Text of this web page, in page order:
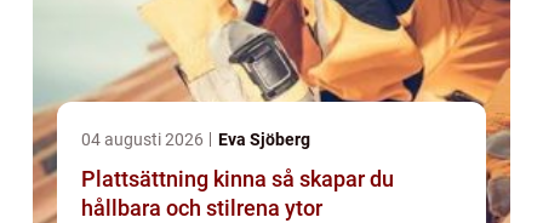
04 augusti 2026 Eva Sjöberg
Plattsättning kinna så skapar du
hållbara och stilrena ytor